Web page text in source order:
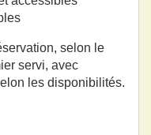
selon le
servi, avec
les disponibilités.